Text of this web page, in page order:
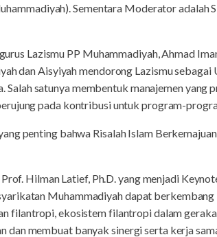
Sementara Moderator adalah
Lazismu PP Muhammadiyah, Ahmad
dan Aisyiyah mendorong Lazismu sebagai
satunya membentuk manajemen yang
pada kontribusi untuk program-
penting bahwa Risalah Islam
Hilman Latief, Ph.D. yang menjadi
Muhammadiyah dapat berkembang
filantropi, ekosistem filantropi dalam
dan membuat banyak sinergi serta kerja